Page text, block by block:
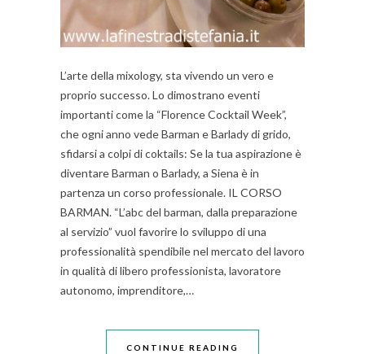
L’arte della mixology, sta vivendo un vero e
proprio successo. Lo dimostrano eventi
importanti come la “Florence Cocktail Week”,
che ogni anno vede Barman e Barlady di grido,
sfidarsi a colpi di coktails: Se la tua aspirazione è
diventare Barman o Barlady, a Siena è in
partenza un corso professionale. IL CORSO
BARMAN. “L’abc del barman, dalla preparazione
al servizio” vuol favorire lo sviluppo di una
professionalità spendibile nel mercato del lavoro
in qualità di libero professionista, lavoratore
autonomo, imprenditore,…
CONTINUE READING